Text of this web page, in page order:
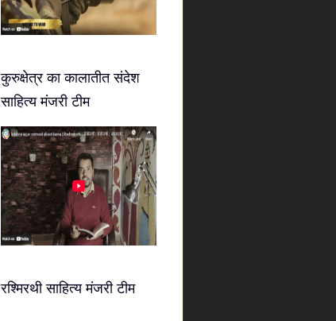
कुरुक्षेत्र का कालातीत संदेश
साहित्य मंजरी टीम
रश्मिरथी साहित्य मंजरी टीम